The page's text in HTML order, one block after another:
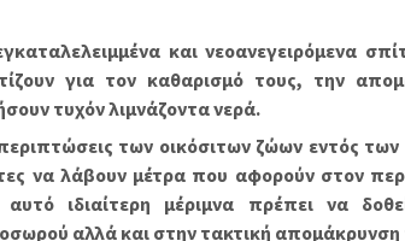
και νεοανεγειρόμενα
για τον καθαρισμό τους, την
τυχόν λιμνάζοντα νερά.
των οικόσιτων ζώων εντός
να λάβουν μέτρα που αφορούν στον
ιδιαίτερη μέριμνα πρέπει να
αλλά και στην τακτική